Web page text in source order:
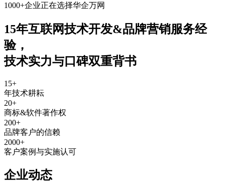
1000+企业正在选择华企万网
15年互联网技术开发&品牌营销服务经
验，
技术实力与口碑双重背书
15+
年技术耕耘
20+
商标&软件著作权
200+
品牌客户的信赖
2000+
客户案例与实施认可
企业动态